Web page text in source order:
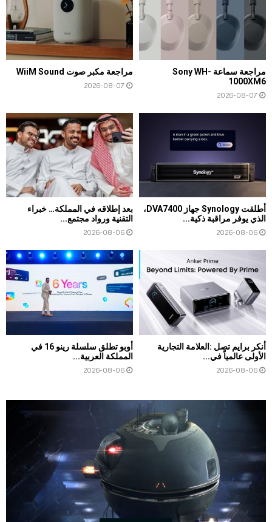
مراجعة سماعة Sony WH-
1000XM6
2026-08-07
مراجعة مكبر صوت WiiM Sound
2026-08-07
أطلقت Synology جهاز DVA7400،
الذي يوفر مراقبة ذكية...
2026-08-06
بعد إطلاقه في المملكة… خبراء
التقنية ورواد مجتمع...
2026-08-06
أنكر برايم تصل :العلامة التجارية
الأولى عالمياً في...
2026-08-06
أوبو تطلق سلسلة رينو 16 في
المملكة العربية...
2026-08-06